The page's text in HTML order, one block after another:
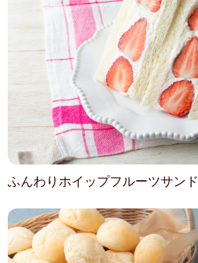
ふんわりホイップフルーツサンド